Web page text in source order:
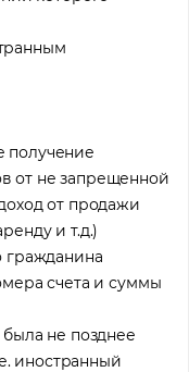
получение
от не запрещенной
от продажи
и т.д.)
гражданина
счета и суммы
не позднее
иностранный
варианты